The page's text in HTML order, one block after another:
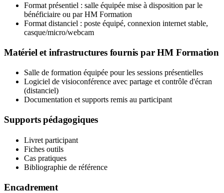
Format présentiel : salle équipée mise à disposition par le
bénéficiaire ou par HM Formation
Format distanciel : poste équipé, connexion internet stable,
casque/micro/webcam
Matériel et infrastructures fournis par HM Formation
Salle de formation équipée pour les sessions présentielles
Logiciel de visioconférence avec partage et contrôle d'écran
(distanciel)
Documentation et supports remis au participant
Supports pédagogiques
Livret participant
Fiches outils
Cas pratiques
Bibliographie de référence
Encadrement